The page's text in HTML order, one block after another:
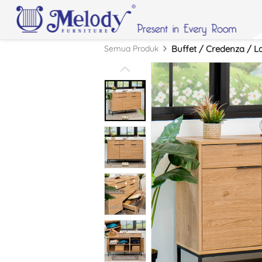
Semua Produk Buffet / Credenza /